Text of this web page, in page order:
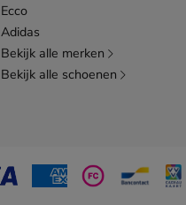
Ecco
Adidas
Bekijk alle merken
Bekijk alle schoenen